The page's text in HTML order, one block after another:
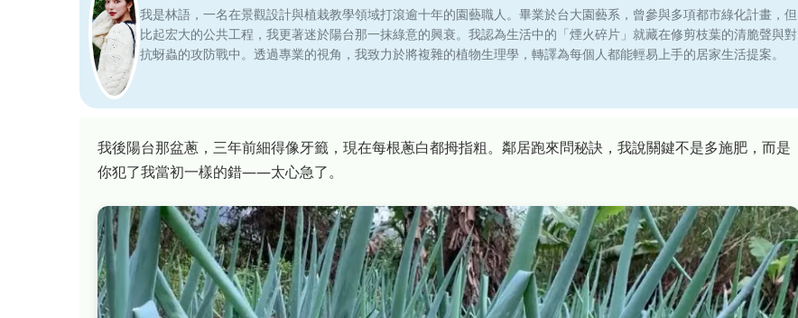
我是林語，一名在景觀設計與植栽教學領域打滾逾十年的園藝職人。畢業於台大園藝系，曾參與多項都市綠化計畫，但
比起宏大的公共工程，我更著迷於陽台那一抹綠意的興衰。我認為生活中的「煙火碎片」就藏在修剪枝葉的清脆聲與對
抗蚜蟲的攻防戰中。透過專業的視角，我致力於將複雜的植物生理學，轉譯為每個人都能輕易上手的居家生活提案。
我後陽台那盆蔥，三年前細得像牙籤，現在每根蔥白都拇指粗。鄰居跑來問秘訣，我說關鍵不是多施肥，而是
你犯了我當初一樣的錯——太心急了。